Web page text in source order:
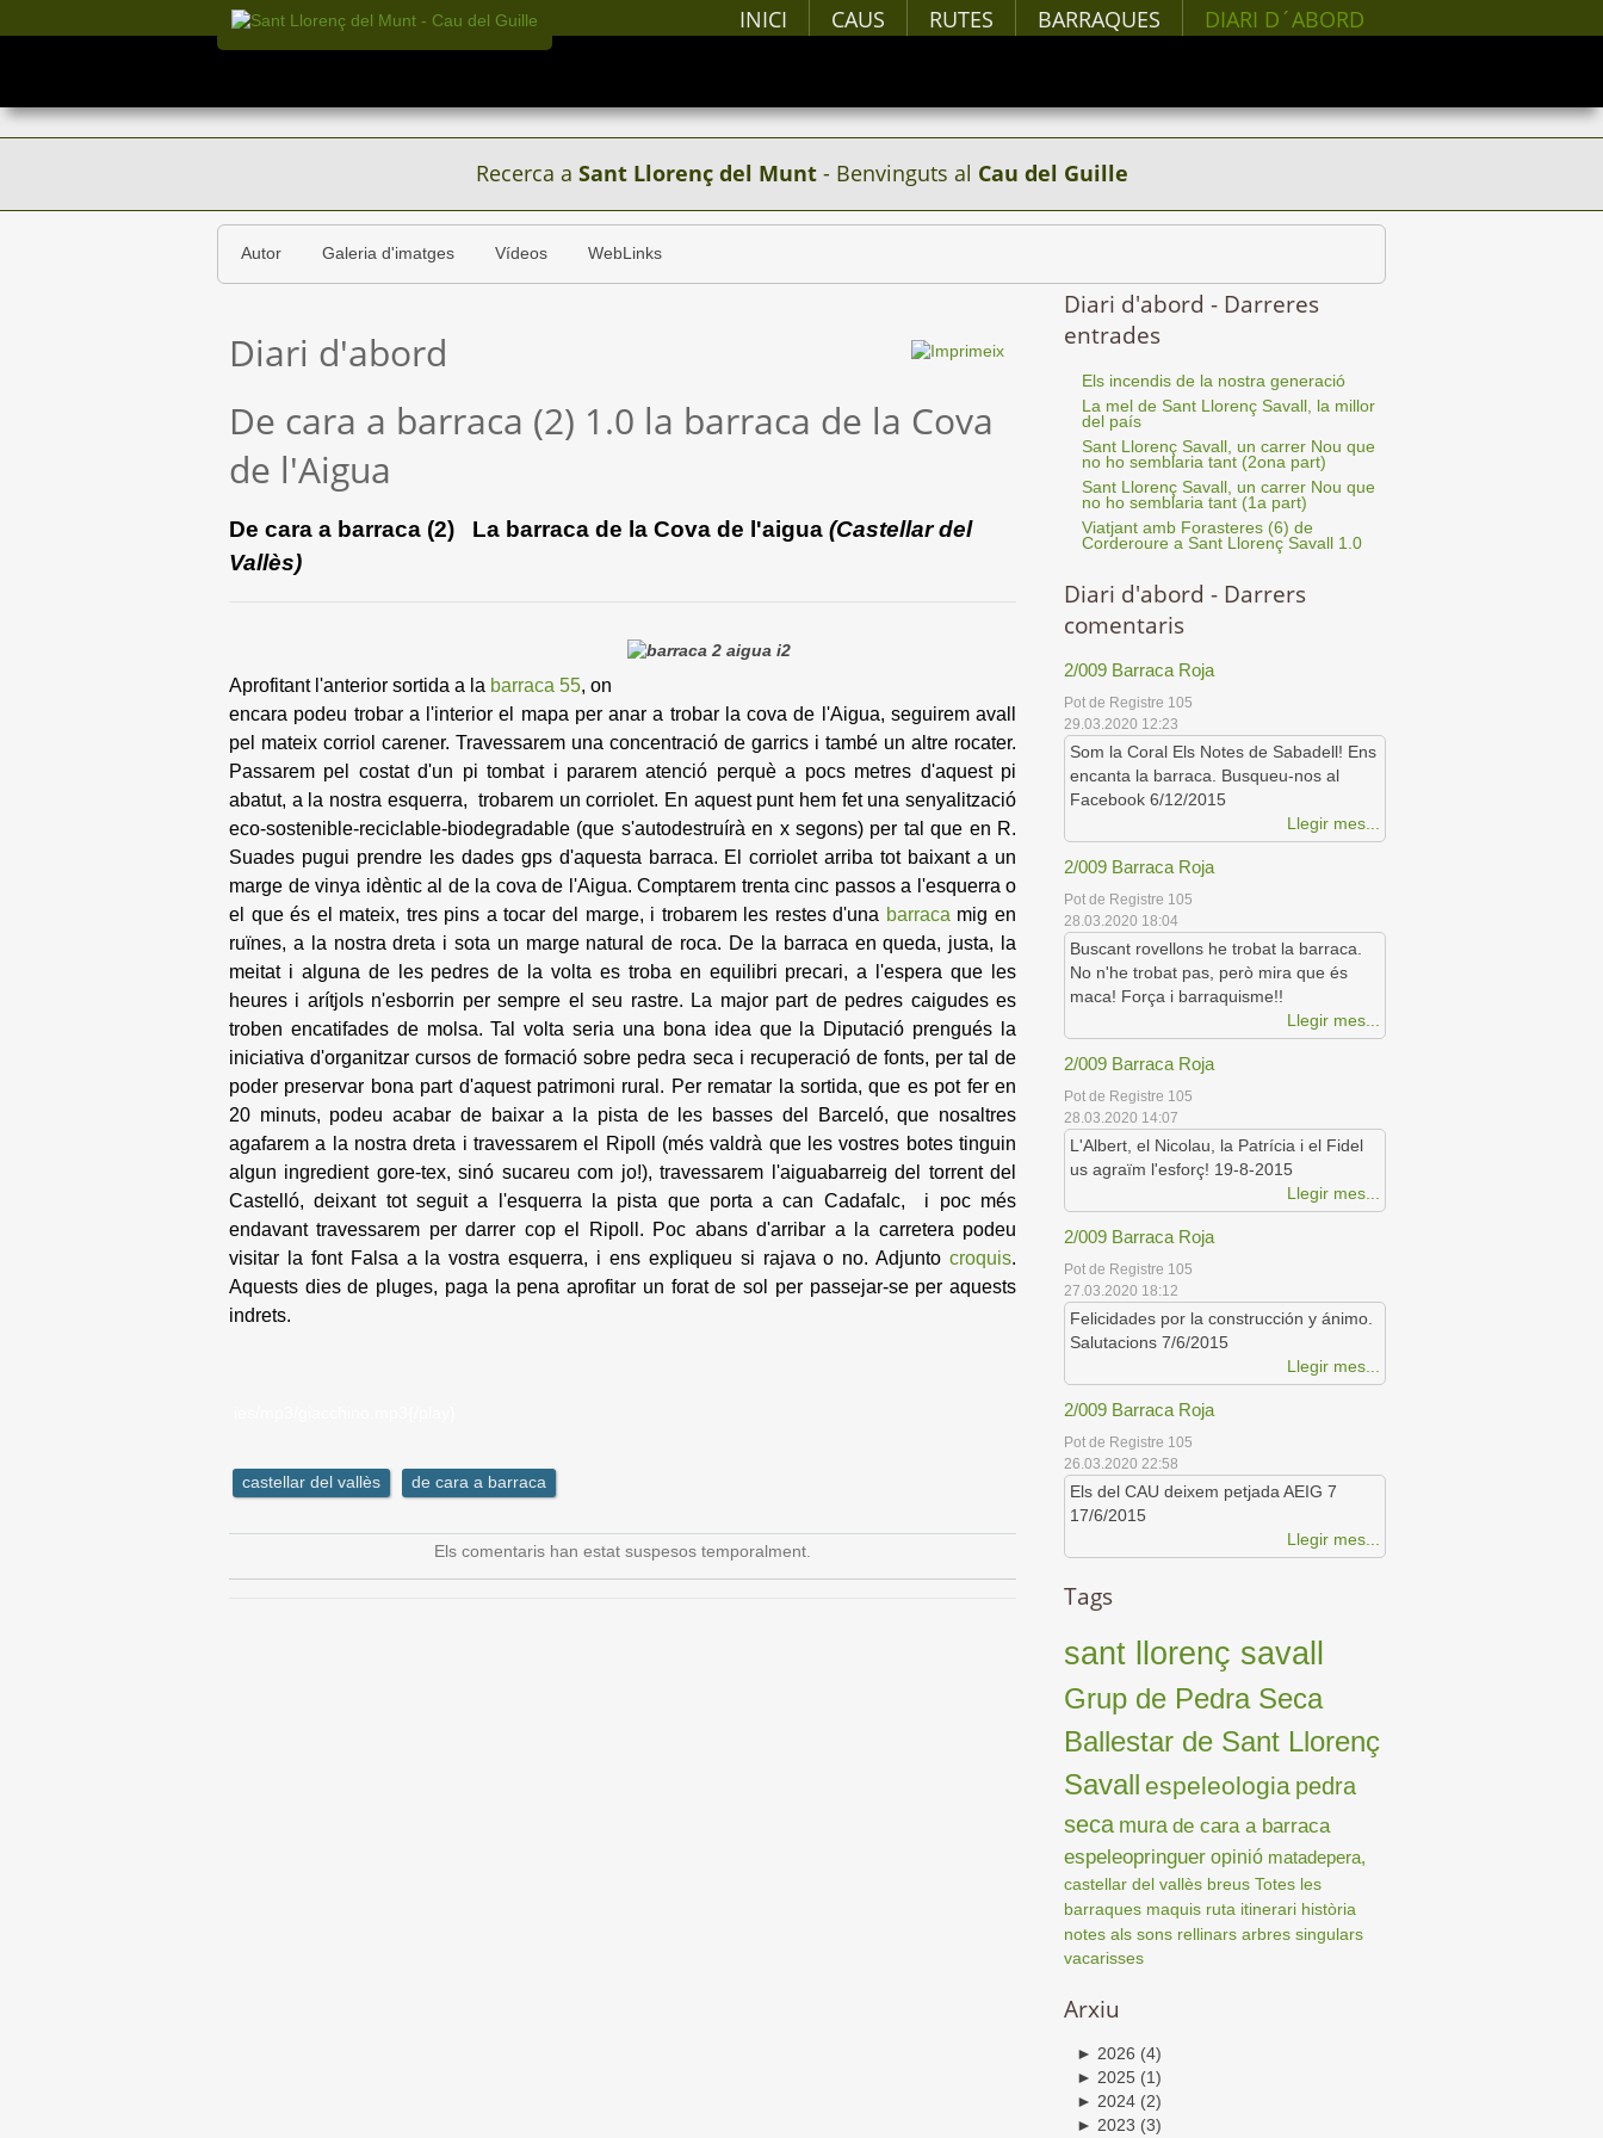
INICI CAUS RUTES BARRAQUES DIARI D´ABORD
Recerca a Sant Llorenç del Munt- Benvinguts al Cau del Guille
Autor Galeria d'imatges Vídeos WebLinks
Diari d'abord - Darreres
entrades
Els incendis de la nostra generació
La mel de Sant Llorenç Savall, la millor
del país
Sant Llorenç Savall, un carrer Nou que
no ho semblaria tant (2ona part)
Sant Llorenç Savall, un carrer Nou que
no ho semblaria tant (1a part)
Viatjant amb Forasteres (6) de
Corderoure a Sant Llorenç Savall 1.0
Diari d'abord - Darrers
comentaris
2/009 Barraca Roja
Pot de Registre 105
29.03.2020 12:23
Som la Coral Els Notes de Sabadell! Ens
encanta la barraca. Busqueu-nos al
Facebook 6/12/2015
Llegir mes...
2/009 Barraca Roja
Pot de Registre 105
28.03.2020 18:04
Buscant rovellons he trobat la barraca.
No n'he trobat pas, però mira que és
maca! Força i barraquisme!!
Llegir mes...
2/009 Barraca Roja
Pot de Registre 105
28.03.2020 14:07
L'Albert, el Nicolau, la Patrícia i el Fidel
us agraïm l'esforç! 19-8-2015
Llegir mes...
2/009 Barraca Roja
Pot de Registre 105
27.03.2020 18:12
Felicidades por la construcción y ánimo.
Salutacions 7/6/2015
Llegir mes...
2/009 Barraca Roja
Pot de Registre 105
26.03.2020 22:58
Els del CAU deixem petjada AEIG 7
17/6/2015
Llegir mes...
Tags
sant llorenç savall
Grup de Pedra Seca
Ballestar de Sant Llorenç
Savall espeleologia pedra
seca mura de cara a barraca
espeleopringuer opinió matadepera,
castellar del vallès breus Totes les
barraques maquis ruta itinerari història
notes als sons rellinars arbres singulars
vacarisses
Arxiu
► 2026 (4)
► 2025 (1)
► 2024 (2)
► 2023 (3)
Diari d'abord
De cara a barraca (2) 1.0 la barraca de la Cova
de l'Aigua
De cara a barraca (2) La barraca de la Cova de l'aigua (Castellar del
Vallès)
Aprofitant l'anterior sortida a la barraca 55, on
encara podeu trobar a l'interior el mapa per anar a trobar la cova de l'Aigua, seguirem avall
pel mateix corriol carener. Travessarem una concentració de garrics i també un altre rocater.
Passarem pel costat d'un pi tombat i pararem atenció perquè a pocs metres d'aquest pi
abatut, a la nostra esquerra, trobarem un corriolet. En aquest punt hem fet una senyalització
eco-sostenible-reciclable-biodegradable (que s'autodestruírà en x segons) per tal que en R.
Suades pugui prendre les dades gps d'aquesta barraca. El corriolet arriba tot baixant a un
marge de vinya idèntic al de la cova de l'Aigua. Comptarem trenta cinc passos a l'esquerra o
el que és el mateix, tres pins a tocar del marge, i trobarem les restes d'una barraca mig en
ruïnes, a la nostra dreta i sota un marge naturalde roca. De la barraca en queda, justa, la
meitat i alguna de les pedres de la volta es troba en equilibri precari, a l'espera que les
heures i arítjols n'esborrin per sempre el seu rastre. La major part de pedres caigudes es
troben encatifades de molsa. Tal volta seria una bona idea que la Diputació prengués la
iniciativa d'organitzar cursos de formació sobre pedra seca i recuperació de fonts, per tal de
poder preservar bona part d'aquest patrimoni rural. Per rematar la sortida, que es pot fer en
20 minuts, podeu acabar de baixar a la pista de les basses del Barceló, que nosaltres
agafarem a la nostra dreta i travessarem el Ripoll (més valdrà que les vostres botes tinguin
algun ingredient gore-tex, sinó sucareu com jo!), travessarem l'aiguabarreig del torrent del
Castelló, deixant tot seguit a l'esquerra la pista que porta a can Cadafalc, i poc més
endavant travessarem per darrer cop el Ripoll. Poc abans d'arribar a la carretera podeu
visitar la font Falsa a la vostra esquerra, i ens expliqueu si rajava o no. Adjunto croquis.
Aquests dies de pluges, paga la pena aprofitar un forat de sol per passejar-se per aquests
indrets.
castellar del vallès de cara a barraca
Els comentaris han estat suspesos temporalment.